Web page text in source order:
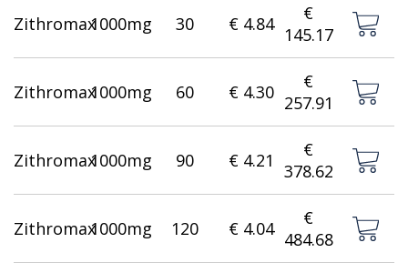
Zithromax1000mg 30 € 4.84
€
145.17
Zithromax1000mg 60 € 4.30
€
257.91
Zithromax1000mg 90 € 4.21
€
378.62
Zithromax1000mg 120 € 4.04
€
484.68